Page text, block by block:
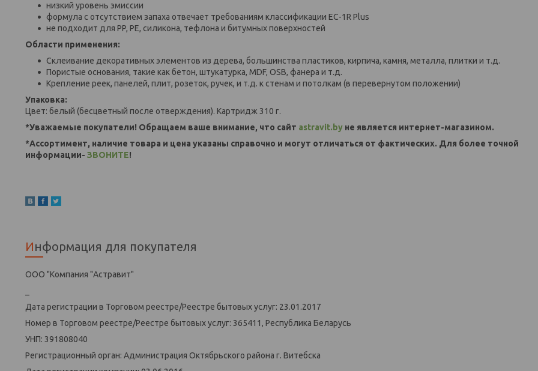
низкий уровень эмиссии
формула с отсутствием запаха отвечает требованиям классификации EC-1R Plus
не подходит для PP, PE, силикона, тефлона и битумных поверхностей
Области применения:
Склеивание декоративных элементов из дерева, большинства пластиков, кирпича, камня, металла, плитки и т.д.
Пористые основания, такие как бетон, штукатурка, MDF, OSB, фанера и т.д.
Крепление реек, панелей, плит, розеток, ручек, и т.д. к стенам и потолкам (в перевернутом положении)
Упаковка:
Цвет: белый (бесцветный после отверждения). Картридж 310 г.
*Уважаемые покупатели! Обращаем ваше внимание, что сайт astravit.by не является интернет-магазином.
*Ассортимент, наличие товара и цена указаны справочно и могут отличаться от фактических. Для более точной
информации- ЗВОНИТЕ!
Информация для покупателя
ООО "Компания "Астравит"
Дата регистрации в Торговом реестре/Реестре бытовых услуг: 23.01.2017
Номер в Торговом реестре/Реестре бытовых услуг: 365411, Республика Беларусь
УНП: 391808040
Регистрационный орган: Администрация Октябрьского района г. Витебска